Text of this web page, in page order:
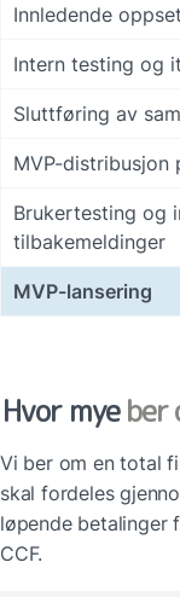
Innledende
Intern testing og
Sluttføring av
MVP-distribusjon
Brukertesting og
tilbakemeldinger
MVP-lansering
Hvor mye ber
Vi ber om en total
skal fordeles
løpende betalinger
CCF.